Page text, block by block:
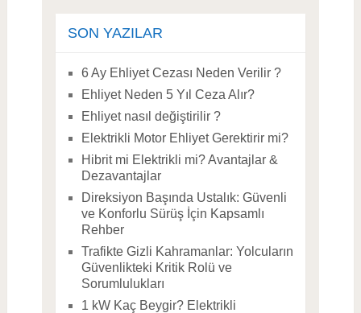
SON YAZILAR
6 Ay Ehliyet Cezası Neden Verilir ?
Ehliyet Neden 5 Yıl Ceza Alır?
Ehliyet nasıl değiştirilir ?
Elektrikli Motor Ehliyet Gerektirir mi?
Hibrit mi Elektrikli mi? Avantajlar &
Dezavantajlar
Direksiyon Başında Ustalık: Güvenli
ve Konforlu Sürüş İçin Kapsamlı
Rehber
Trafikte Gizli Kahramanlar: Yolcuların
Güvenlikteki Kritik Rolü ve
Sorumlulukları
1 kW Kaç Beygir? Elektrikli